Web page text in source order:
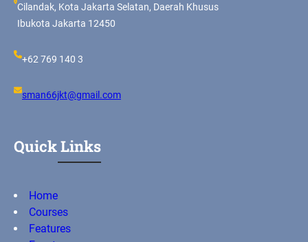
Cilandak, Kota Jakarta Selatan, Daerah Khusus
Ibukota Jakarta 12450
+62 769 140 3
sman66jkt@gmail.com
Quick Links
Home
Courses
Features